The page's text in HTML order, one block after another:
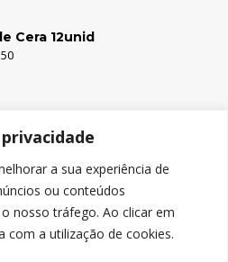
a sua experiência de
ou conteúdos
nosso tráfego. Ao clicar em
com a utilização de cookies.
Cera 12unid
Cor c/Borracha 12unid